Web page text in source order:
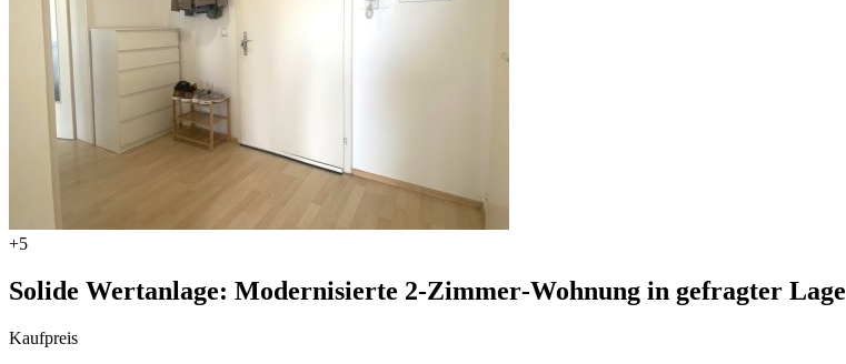
+5
Solide Wertanlage: Modernisierte 2‑Zimmer‑Wohnung in gefragter Lage
Kaufpreis